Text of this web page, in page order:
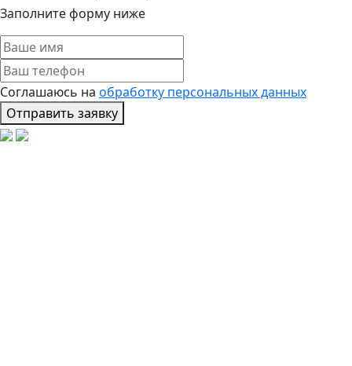
Заполните форму ниже
Соглашаюсь на обработку персональных данных
Отправить заявку